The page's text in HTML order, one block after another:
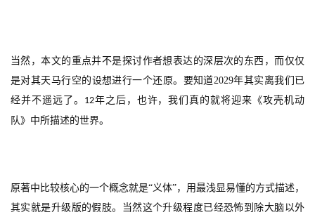
当然，本文的重点并不是探讨作者想表达的深层次的东西，而仅仅
是对其天马行空的设想进行一个还原。要知道2029年其实离我们已
经并不遥远了。 12年之后，也许，我们真的就将迎来《攻壳机动
队》中所描述的世界。
原著中比较核心的一个概念就是“义体”，用最浅显易懂的方式描述，
其实就是升级版的假肢。当然这个升级程度已经恐怖到除大脑以外